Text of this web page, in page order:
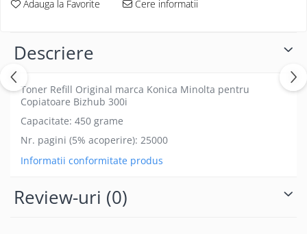
Adauga la Favorite Cere informatii
Descriere
Toner Refill Original marca Konica Minolta pentru
Copiatoare Bizhub 300i
Capacitate: 450 grame
Nr. pagini (5% acoperire): 25000
Informatii conformitate produs
Review-uri (0)